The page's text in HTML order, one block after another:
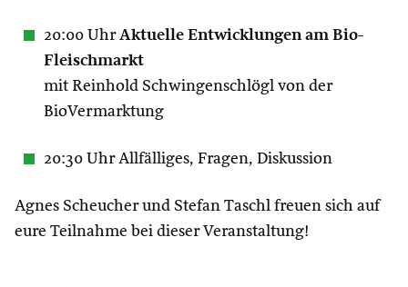
20:00 UhrAktuelle Entwicklungen am Bio-
Fleischmarkt
mit Reinhold Schwingenschlögl von der
BioVermarktung
20:30 Uhr Allfälliges, Fragen, Diskussion
Agnes Scheucher und Stefan Taschl freuen sich auf
eure Teilnahme bei dieser Veranstaltung!